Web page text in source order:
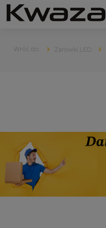
Żarówki LED